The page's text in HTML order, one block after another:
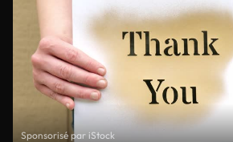
Sponsorisé par iStock